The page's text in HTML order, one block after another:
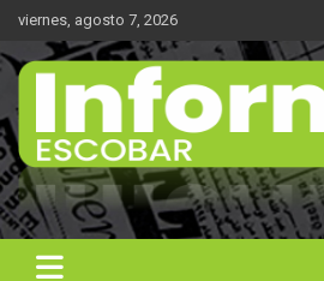
Saltar
contenido
viernes, agosto 7, 2026
Informe 21
Noticas reales